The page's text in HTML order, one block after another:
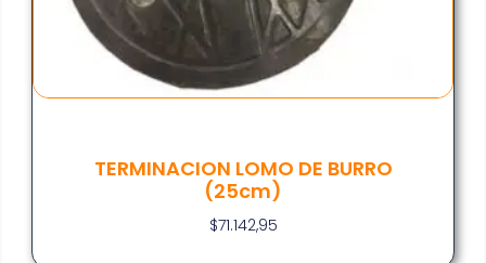
TERMINACION LOMO DE BURRO
(25cm)
$71.142,95